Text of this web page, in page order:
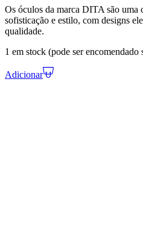
Os óculos da marca DITA são uma
sofisticação e estilo, com designs
qualidade.
1 em stock (pode ser encomendado
Adicionar